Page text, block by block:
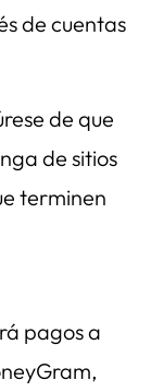
de cuentas
de que
de sitios
terminen
pagos a